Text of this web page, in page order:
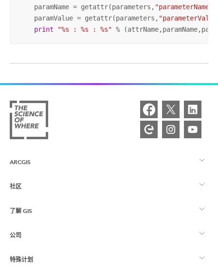
    paramName = getattr(parameters,
"parameterName"
    paramValue = getattr(parameters,
print
"%s : %s : %s" %
ARCGIS
ArcGIS 概览
制图
社区
Esri 社区
ArcGIS 博客
了解 GIS
什么是 GIS？
位置智能
公司
关于 Esri
特殊计划